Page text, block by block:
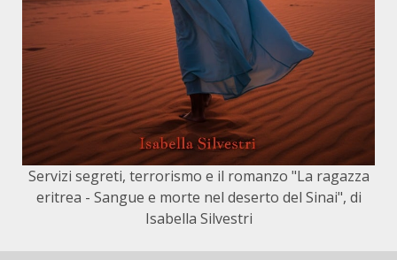
Servizi segreti, terrorismo e il romanzo "La ragazza
eritrea - Sangue e morte nel deserto del Sinai", di
Isabella Silvestri